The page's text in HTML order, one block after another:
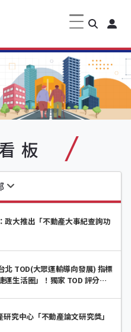
板
政大推出「不動產大事紀查詢功
北 TOD(大眾運輸導向發展) 指標
運生活圈」！獨家 TOD 評分與
究中心「不動產論文研究獎」